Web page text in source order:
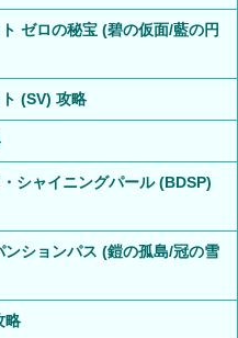
ゼロの秘宝 (碧の仮面/藍の円
(SV) 攻略
シャイニングパール (BDSP)
ションパス (鎧の孤島/冠の雪
略